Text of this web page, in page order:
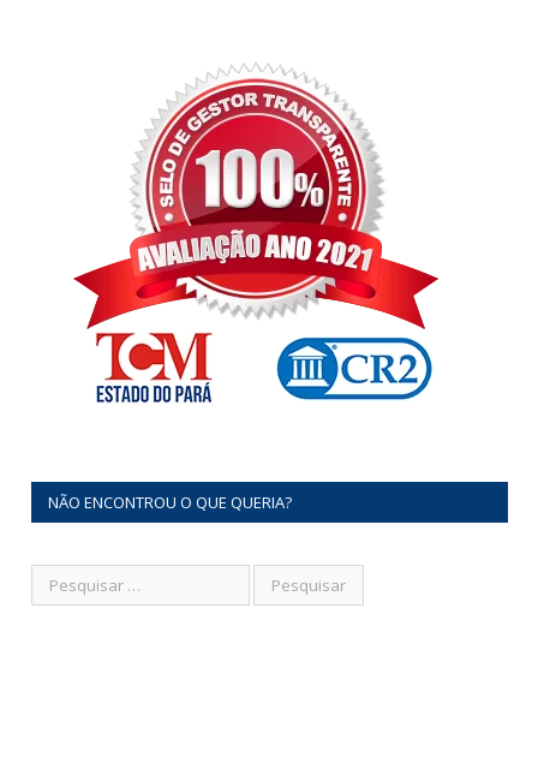
NÃO ENCONTROU O QUE QUERIA?